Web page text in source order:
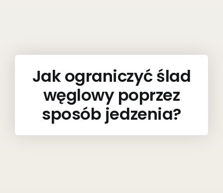
Jak ograniczyć ślad
węglowy poprzez
sposób jedzenia?